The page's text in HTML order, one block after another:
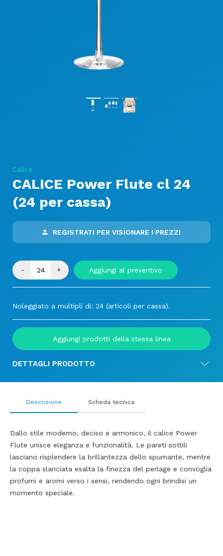
Calice
CALICE Power Flute cl 24
(24 per cassa)
REGISTRATI PER VISIONARE I PREZZI
- + Aggiungi al preventivo
Noleggiato a multipli di: 24 (articoli per cassa).
Aggiungi prodotti della stessa linea
DETTAGLI PRODOTTO
Descrizione
Dallo stile moderno, deciso e armonico, il calice Power
Flute unisce eleganza e funzionalità. Le pareti sottili
lasciano risplendere la brillantezza dello spumante, mentre
la coppa slanciata esalta la finezza del perlage e convoglia
profumi e aromi verso i sensi, rendendo ogni brindisi un
momento speciale.
Scheda tecnica